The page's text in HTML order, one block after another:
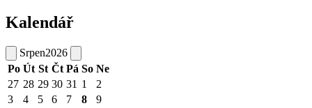
Kalendář
Srpen2026
Po Út St Čt Pá So Ne
27 28 29 30 31 1
2
3
4 5 6 7 8
9